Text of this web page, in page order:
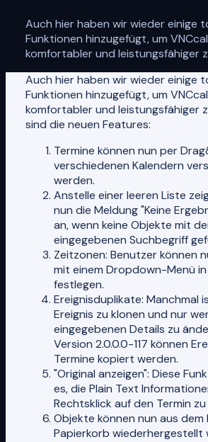
Auch hier haben wir wieder einige
Funktionen hinzugefügt, um
komfortabler und leistungsfähiger
Auch hier haben wir wieder einige
Funktionen hinzugefügt, um
komfortabler und leistungsfähiger
sind die neuen Features:
Termine können nun per
verschiedenen Kalendern
werden.
Anstelle einer leeren Liste
nun die Meldung "Keine
an, wenn keine Objekte mit
eingegebenen Suchbegriff
Zeitzonen: Benutzer können
mit einem Dropdown-Menü in
festlegen.
Ereignisduplikate: Manchmal
Ereignis zu klonen und nur
eingegebenen Details zu
Version 2.0.0.0-117 können
Termine kopiert werden.
"Original anzeigen": Diese
es, die Plain Text
Rechtsklick auf den Termin
Objekte können nun aus dem
Papierkorb wiederhergestellt